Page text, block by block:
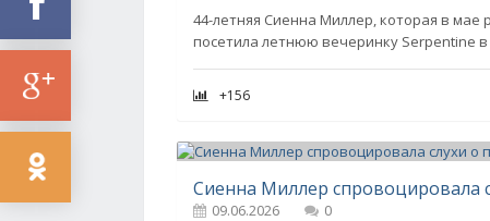
44-летняя Сиенна Миллер, которая в мае
посетила летнюю вечеринку Serpentine
+156
09.06.2026
0